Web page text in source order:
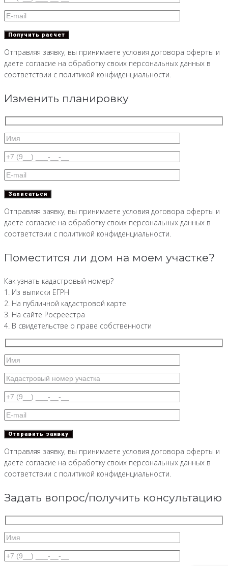
Отправляя заявку, вы принимаете условия договора оферты и
даете согласие на обработку своих персональных данных в
соответствии с политикой конфиденциальности.
Изменить планировку
Отправляя заявку, вы принимаете условия договора оферты и
даете согласие на обработку своих персональных данных в
соответствии с политикой конфиденциальности.
Поместится ли дом на моем участке?
Как узнать кадастровый номер?
1. Из выписки ЕГРН
2. На публичной кадастровой карте
3. На сайте Росреестра
4. В свидетельстве о праве собственности
Отправляя заявку, вы принимаете условия договора оферты и
даете согласие на обработку своих персональных данных в
соответствии с политикой конфиденциальности.
Задать вопрос/получить консультацию